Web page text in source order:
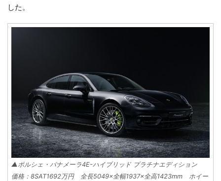
した。
▲ポルシェ・パナメーラ4E-ハイブリッド プラチナエディション
価格：8SAT1692万円 全長5049×全幅1937×全高1423mm ホイー